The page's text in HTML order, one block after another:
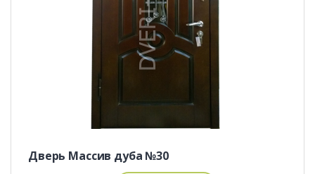
Дверь Массив дуба №30